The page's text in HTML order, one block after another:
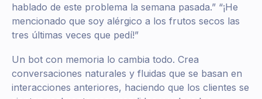
hablado de este problema la semana pasada.” “¡He
mencionado que soy alérgico a los frutos secos las
tres últimas veces que pedí!”
Un bot con memoria lo cambia todo. Crea
conversaciones naturales y fluidas que se basan en
interacciones anteriores, haciendo que los clientes se